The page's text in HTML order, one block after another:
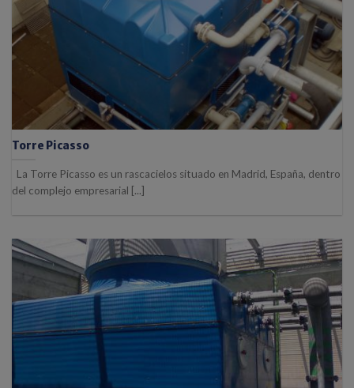
Torre Picasso
La Torre Picasso es un rascacielos situado en Madrid, España, dentro
del complejo empresarial [...]